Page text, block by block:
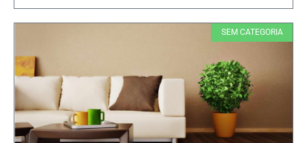
SEM CATEGORIA